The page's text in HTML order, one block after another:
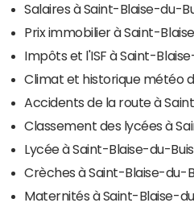
Salaires à Saint-Blaise-du-
Prix immobilier à Saint-
Impôts et l'ISF à Saint-
Climat et historique météo
Accidents de la route à
Classement des lycées à
Lycée à Saint-Blaise-du-Buis
Crèches à Saint-Blaise-du-
Maternités à Saint-Blaise-